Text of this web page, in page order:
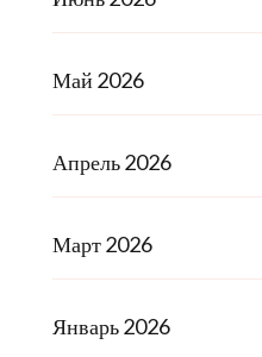
Май 2026
Апрель 2026
Март 2026
Январь 2026